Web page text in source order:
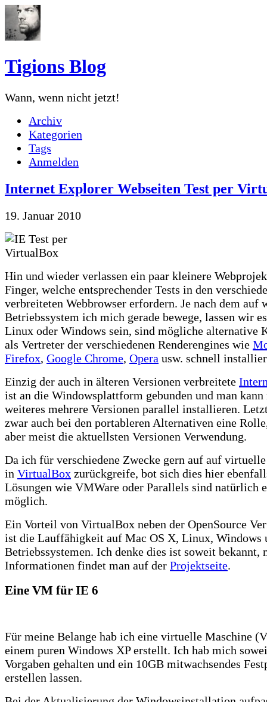
Tigions Blog
Wann, wenn nicht jetzt!
Archiv
Kategorien
Tags
Anmelden
Internet Explorer Webseiten Test per
19. Januar 2010
Hin und wieder verlassen ein paar kleinere
Finger, welche entsprechender Tests in den
verbreiteten Webbrowser erfordern. Je nach dem auf
Betriebssystem ich mich gerade bewege, lassen wir
Linux oder Windows sein, sind mögliche alternative
als Vertreter der verschiedenen Renderengines wie
Firefox, Google Chrome, Opera usw. schnell
Einzig der auch in älteren Versionen verbreitete
ist an die Windowsplattform gebunden und man kann
weiteres mehrere Versionen parallel installieren.
zwar auch bei den portableren Alternativen eine
aber meist die aktuellsten Versionen Verwendung.
Da ich für verschiedene Zwecke gern auf auf
in VirtualBox zurückgreife, bot sich dies hier
Lösungen wie VMWare oder Parallels sind natürlich
möglich.
Ein Vorteil von VirtualBox neben der OpenSource
ist die Lauffähigkeit auf Mac OS X, Linux, Windows
Betriebssystemen. Ich denke dies ist soweit bekannt,
Informationen findet man auf der Projektseite.
Eine VM für IE 6
Für meine Belange hab ich eine virtuelle Maschine
einem puren Windows XP erstellt. Ich hab mich
Vorgaben gehalten und ein 10GB mitwachsendes
erstellen lassen.